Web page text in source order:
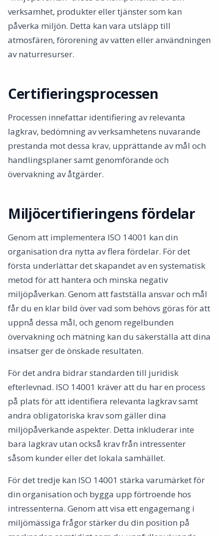
verksamhet, produkter eller tjänster som kan
påverka miljön. Detta kan vara utsläpp till
atmosfären, förorening av vatten eller användningen
av naturresurser.
Certifieringsprocessen
Processen innefattar identifiering av relevanta
lagkrav, bedömning av verksamhetens nuvarande
prestanda mot dessa krav, upprättande av mål och
handlingsplaner samt genomförande och
övervakning av åtgärder.
Miljöcertifieringens fördelar
Genom att implementera ISO 14001 kan din
organisation dra nytta av flera fördelar. För det
första underlättar det skapandet av en systematisk
metod för att hantera och minska negativ
miljöpåverkan. Genom att fastställa ansvar och mål
får du en klar bild över vad som behövs göras för att
uppnå dessa mål, och genom regelbunden
övervakning och mätning kan du säkerställa att dina
insatser ger de önskade resultaten.
För det andra bidrar standarden till juridisk
efterlevnad. ISO 14001 kräver att du har en process
på plats för att identifiera relevanta lagkrav samt
andra obligatoriska krav som gäller dina
miljöpåverkande aspekter. Detta inkluderar inte
bara lagkrav utan också krav från intressenter
såsom kunder eller det lokala samhället.
För det tredje kan ISO 14001 stärka varumärket för
din organisation och bygga upp förtroende hos
intressenterna. Genom att visa ett engagemang i
miljömässiga frågor stärker du din position på